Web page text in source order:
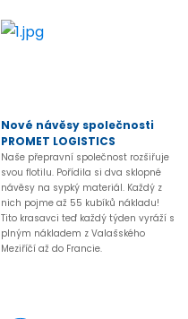
Nové návěsy společnosti
PROMET LOGISTICS
Naše přepravní společnost rozšiřuje
svou flotilu. Pořídila si dva sklopné
návěsy na sypký materiál. Každý z
nich pojme až 55 kubíků nákladu!
Tito krasavci teď každý týden vyráží s
plným nákladem z Valašského
Meziříčí až do Francie.